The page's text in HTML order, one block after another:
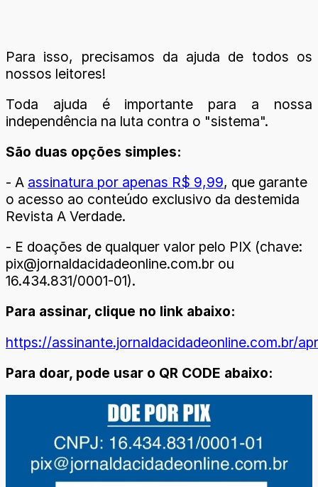
Para isso, precisamos da ajuda de todos os
nossos leitores!
Toda ajuda é importante para a nossa
independência na luta contra o "sistema".
São duas opções simples:
- A assinatura por apenas R$ 9,99, que garante
o acesso ao conteúdo exclusivo da destemida
Revista A Verdade.
- E doações de qualquer valor pelo PIX (chave:
pix@jornaldacidadeonline.com.br ou
16.434.831/0001-01).
Para assinar, clique no link abaixo:
https://assinante.jornaldacidadeonline.com.br/
Para doar, pode usar o QR CODE abaixo: